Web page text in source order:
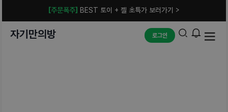
[주문폭주] BEST 토이 + 젤 초특가 보러가기 >
자기만의방 로그인